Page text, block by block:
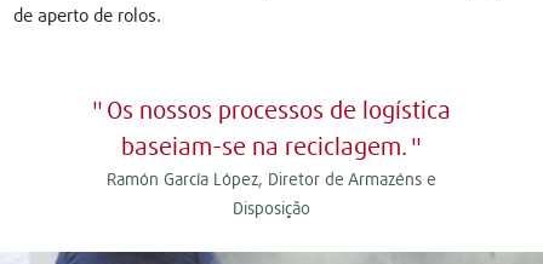
de aperto de rolos.
Os nossos processos de logística
baseiam-se na reciclagem.
Ramón García López, Diretor de Armazéns e
Disposição